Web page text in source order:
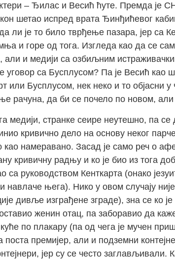
– Ђилас и Весић ћуте. Премда је
шетао испред врата Ђинђићевог
да ли је то било тврђење пазара, јер са
и горе од тога. Изгледа као да се
али и медији са озбиљним
уговор са Бусплусом? Па је Весић као
или Бусплусом, нек неко и то објасни
рачуна, да би се почело по новом, али
медији, странке сеире неутешно, па
кривично дело на основу неког
као намеравано. Засад је само реч о
кривичну радњу и ко је био из тога
са руководством Кенткарта (онако
навлаче њега). Нико у овом случају
дивље изграђене зграде), зна се
оставио женин отац, па заборавио да
по плакару (па од чега је мучен
поста премијер, али и подземни
јер су се често